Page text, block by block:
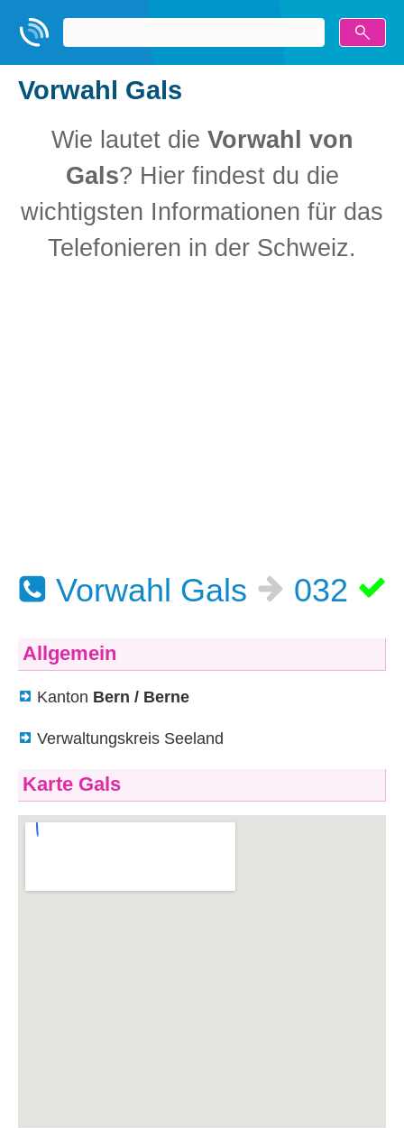
Vorwahl Gals
Wie lautet die Vorwahl von
Gals? Hier findest du die
wichtigsten Informationen für das
Telefonieren in der Schweiz.
Vorwahl Gals 032
Allgemein
Kanton Bern / Berne
Verwaltungskreis Seeland
Karte Gals